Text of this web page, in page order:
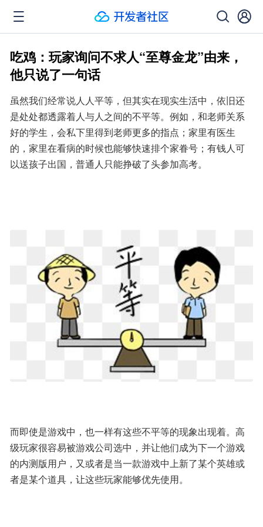
吃鸡：玩家询问不求人“至尊金龙”由来，
他只说了一句话
虽然我们经常说人人平等，但其实在现实生活中，依旧还
是处处都透露着人与人之间的不平等。例如，和老师关系
好的学生，会私下里得到老师更多的指点；家里有医生
的，家里在看病的时候也能够快速排个家眷号；有钱人可
以送孩子出国，普通人只能挣破了头参加高考。
而即使是游戏中，也一样有这些不平等的现象出现着。高
级玩家很容易被游戏公司选中，并让他们成为下一个游戏
的内测版用户，又或者是当一款游戏中上新了某个英雄或
者是某个道具，让这些玩家能够优先使用。